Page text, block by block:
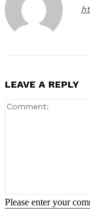
LEAVE A REPLY
Please enter your